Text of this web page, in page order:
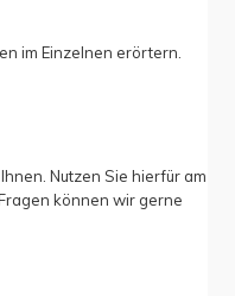
im Einzelnen erörtern.
Nutzen Sie hierfür am
können wir gerne